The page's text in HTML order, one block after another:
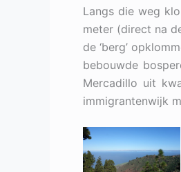
Langs die weg
meter (direct na
de ‘berg’
bebouwde
Mercadillo uit
immigrantenwijk